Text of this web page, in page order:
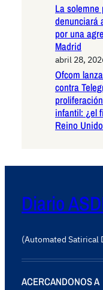
La
denunciará
por una
Madrid
abril 28,
Ofcom
contra
infantil: ¿el
Reino
Diario
(Automated Satirical
ACERCANDONOS A